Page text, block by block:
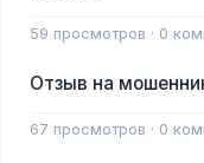
59 просмотров · 0
Отзыв на
67 просмотров · 0